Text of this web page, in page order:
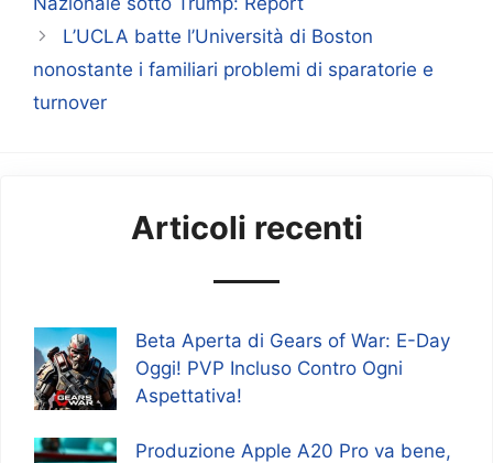
L’UCLA batte l’Università di Boston
nonostante i familiari problemi di sparatorie e
turnover
Articoli recenti
Beta Aperta di Gears of War: E-Day
Oggi! PVP Incluso Contro Ogni
Aspettativa!
Produzione Apple A20 Pro va bene,